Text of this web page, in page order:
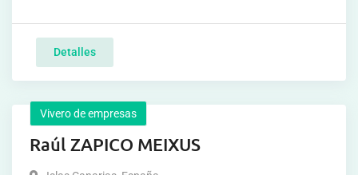
Detalles
Vivero de empresas
Raúl ZAPICO MEIXUS